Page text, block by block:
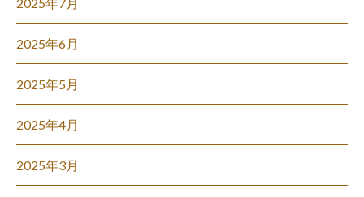
2025年6月
2025年5月
2025年4月
2025年3月